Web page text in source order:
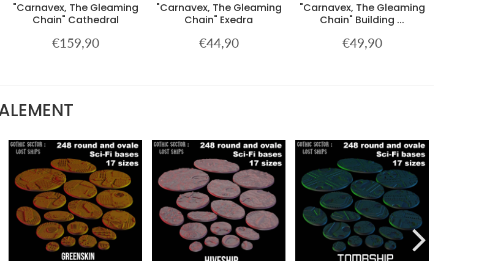
"Carnavex, The Gleaming
Chain" Cathedral
Prix
€159,90€159,90
"Carnavex, The Gleaming
Chain" Exedra
Prix
€44,90€44,90
"Carnavex, The Gleaming
Chain" Building ...
Prix
€49,90€49,90